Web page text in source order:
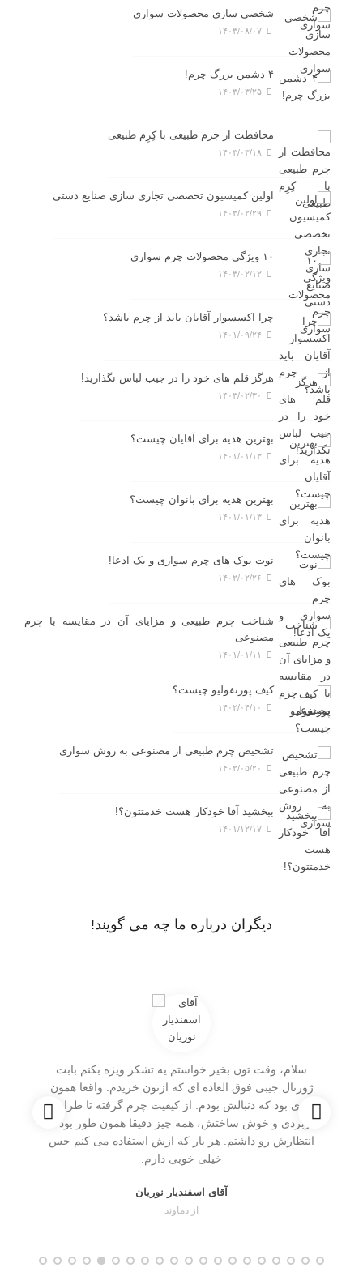
شخصی سازی محصولات سواری
۱۴۰۳/۰۸/۰۷
۴ دشمن بزرگ چرم!
۱۴۰۳/۰۳/۲۵
محافظت از چرم طبیعی با کِرِم طبیعی
۱۴۰۳/۰۳/۱۸
اولین کمیسیون تخصصی تجاری سازی صنایع دستی
۱۴۰۳/۰۲/۲۹
۱۰ ویژگی محصولات چرم سواری
۱۴۰۳/۰۲/۱۲
چرا اکسسوار آقایان باید از چرم باشد؟
۱۴۰۱/۰۹/۲۴
هرگز قلم های خود را در جیب لباس نگذارید!
۱۴۰۳/۰۲/۳۰
بهترین هدیه برای آقایان چیست؟
۱۴۰۱/۰۱/۱۳
بهترین هدیه برای بانوان چیست؟
۱۴۰۱/۰۱/۱۳
نوت بوک های چرم سواری و یک ادعا!
۱۴۰۲/۰۲/۲۶
شناخت چرم طبیعی و مزایای آن در مقایسه با چرم
مصنوعی
۱۴۰۱/۰۱/۱۱
کیف پورتفولیو چیست؟
۱۴۰۲/۰۴/۱۰
تشخیص چرم طبیعی از مصنوعی به روش سواری
۱۴۰۲/۰۵/۲۰
ببخشید آقا خودکار هست خدمتتون؟!
۱۴۰۱/۱۲/۱۷
دیگران درباره ما چه می گویند!
سلام، وقت تون بخیر خواستم یه تشکر ویژه بکنم بابت
ژورنال جیبی فوق العاده ای که ازتون خریدم. واقعا همون
چیزی بود که دنبالش بودم. از کیفیت چرم گرفته تا طراحی
کاربردی و خوش ساختش، همه چیز دقیقا همون طور بود که
انتظارش رو داشتم. هر بار که ازش استفاده می کنم حس
خیلی خوبی دارم.
آقای اسفندیار نوریان
از دماوند